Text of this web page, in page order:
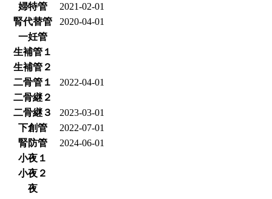
婦特管
2021-02-01
腎代替管
2020-04-01
一妊管
生補管１
生補管２
二骨管１
2022-04-01
二骨継２
二骨継３
2023-03-01
下創管
2022-07-01
腎防管
2024-06-01
小夜１
小夜２
夜